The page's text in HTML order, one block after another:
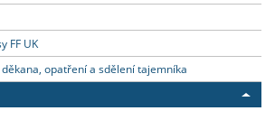
FF UK
opatření a sdělení tajemníka